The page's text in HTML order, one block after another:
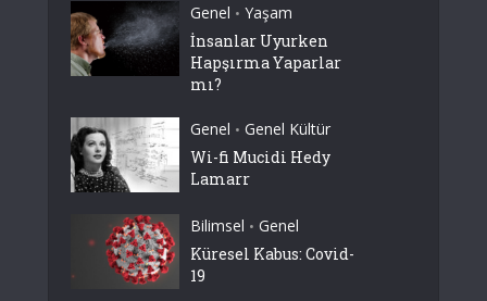
Genel • Yaşam
İnsanlar Uyurken
Hapşırma Yaparlar
mı?
Genel • Genel Kültür
Wi-fi Mucidi Hedy
Lamarr
Bilimsel • Genel
Küresel Kabus: Covid-
19